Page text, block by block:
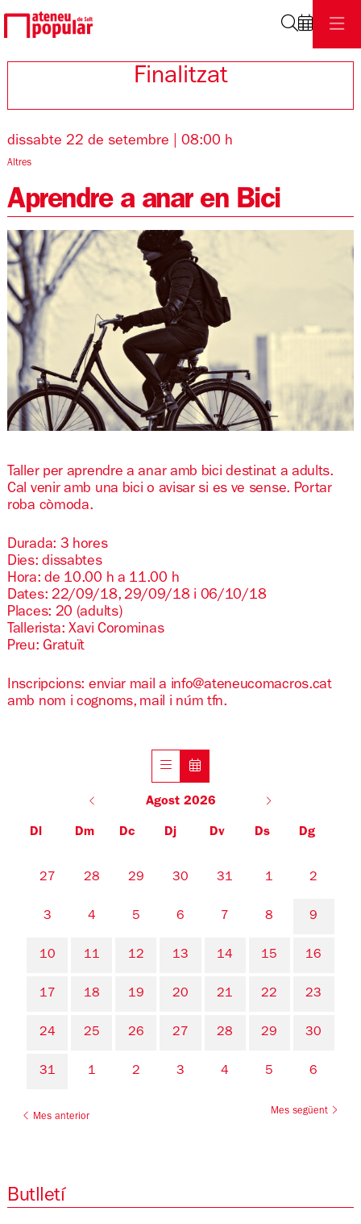
Finalitzat
dissabte 22 de setembre |08:00 h
Altres
Aprendre a anar en Bici
Taller per aprendre a anar amb bici destinat a adults.
Cal venir amb una bici o avisar si es ve sense. Portar
roba còmoda.
Durada: 3 hores
Dies: dissabtes
Hora: de 10.00 h a 11.00 h
Dates: 22/09/18, 29/09/18 i 06/10/18
Places: 20 (adults)
Tallerista: Xavi Corominas
Preu: Gratuït
Inscripcions: enviar mail a info@ateneucomacros.cat
amb nom i cognoms, mail i núm tfn.
Agost 2026
Dl Dm Dc Dj Dv Ds Dg
No hi ha cap activitat aquest mes
27 28 29 30 31 1 2
3 4 5 6 7 8 9
10 11 12 13 14 15 16
17 18 19 20 21 22 23
24 25 26 27 28 29 30
31 1 2 3 4 5 6
Mes anterior
Mes següent
Butlletí